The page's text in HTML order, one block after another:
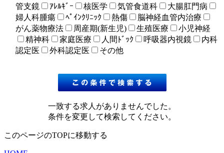
管支鏡
ｱﾚﾙｷﾞｰ 核医学 気管食道科
大腸肛門病
婦人科腫瘍
ﾍﾟｲﾝｸﾘﾆｯｸ 熱傷
脳神経血管内治療
がん薬物療法
周産期(新生児) 生殖医療
小児神経
精神科
家庭医療 人間ﾄﾞｯｸ 呼吸器内視鏡
内科
認定医
外科認定医 その他
一致する求人がありませんでした。
条件を変更して検索してください。
このページのTOPに移動する